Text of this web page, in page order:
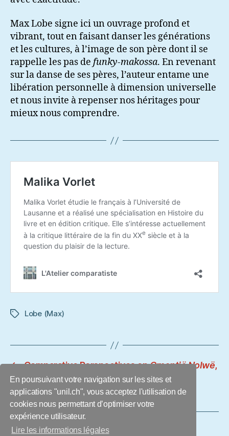
En poursuivant votre navigation sur les sites et
applications "unil.ch", vous acceptez l'utilisation de
cookies nous permettant d’optimiser votre
expérience utilisateur.
Lire les informations légales
Max Lobe signe ici un ouvrage profond et
vibrant, tout en faisant danser les générations
et les cultures, à l’image de son père dont il se
rappelle les pas de funky-makossa. En revenant
sur la danse de ses pères, l’auteur entame une
libération personnelle à dimension universelle
et nous invite à repenser nos héritages pour
mieux nous comprendre.
Étiquettes
Lobe (Max)
← Comparative Perspectives onOmentië Nolwë,
Tolkien, and Ecocriticism
→ Bianca Boscolo detto Sassariolo